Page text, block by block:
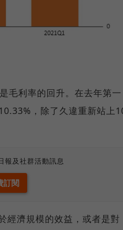
毛利率的回升。在去年第一
，除了久違重新站上
報及社群活動訊息
經濟規模的效益，或者是對